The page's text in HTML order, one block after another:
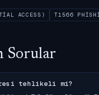
ACCESS) T1566
Sorular
tehlikeli mi?